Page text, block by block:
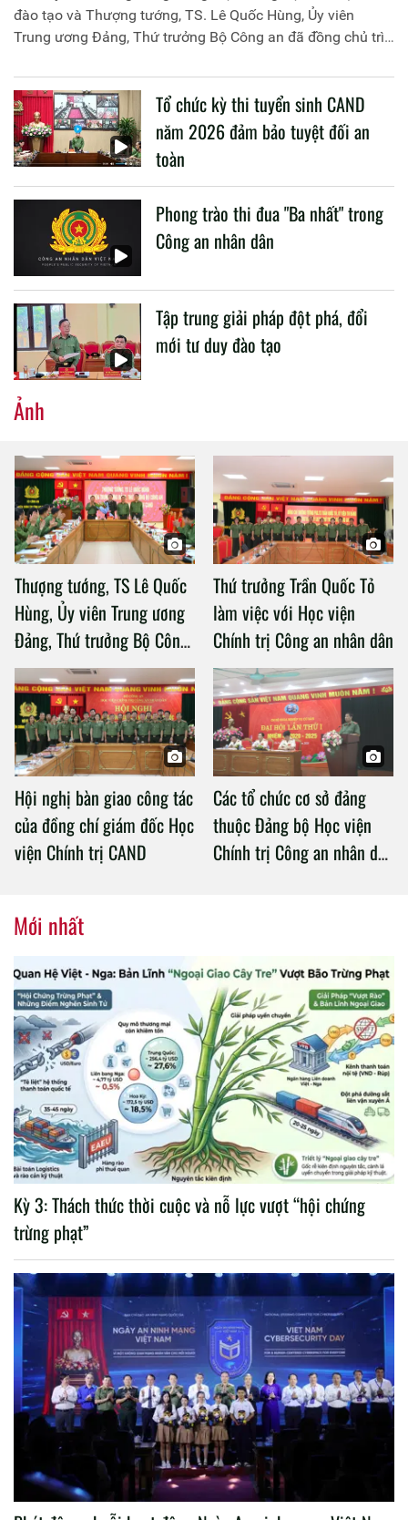
đào tạo và Thượng tướng, TS. Lê Quốc Hùng, Ủy viên
Trung ương Đảng, Thứ trưởng Bộ Công an đã đồng chủ trì
liên quan đến công tác giáo dục và đào tạo của lực lượng
CAND.
Tổ chức kỳ thi tuyển sinh CAND
năm 2026 đảm bảo tuyệt đối an
toàn
Phong trào thi đua "Ba nhất" trong
Công an nhân dân
Tập trung giải pháp đột phá, đổi
mới tư duy đào tạo
Ảnh
Thượng tướng, TS Lê Quốc
Hùng, Ủy viên Trung ương
Đảng, Thứ trưởng Bộ Công
an làm việc với Học viện
Chính trị Công an nhân dân
Thứ trưởng Trần Quốc Tỏ
làm việc với Học viện
Chính trị Công an nhân dân
Hội nghị bàn giao công tác
của đồng chí giám đốc Học
viện Chính trị CAND
Các tổ chức cơ sở đảng
thuộc Đảng bộ Học viện
Chính trị Công an nhân dân
Mới nhất
Kỳ 3: Thách thức thời cuộc và nỗ lực vượt “hội chứng
trừng phạt”